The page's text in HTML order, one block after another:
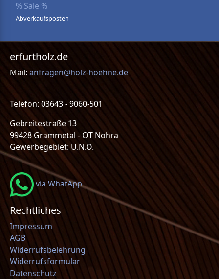
% Sale %
Abverkaufsposten
erfurtholz.de
Mail: anfragen@holz-hoehne.de
Telefon: 03643 - 9060-501
Gebreitestraße 13
99428 Grammetal - OT Nohra
Gewerbegebiet: U.N.O.
via WhatApp
Rechtliches
Impressum
AGB
Widerrufsbelehrung
Widerrufsformular
Datenschutz